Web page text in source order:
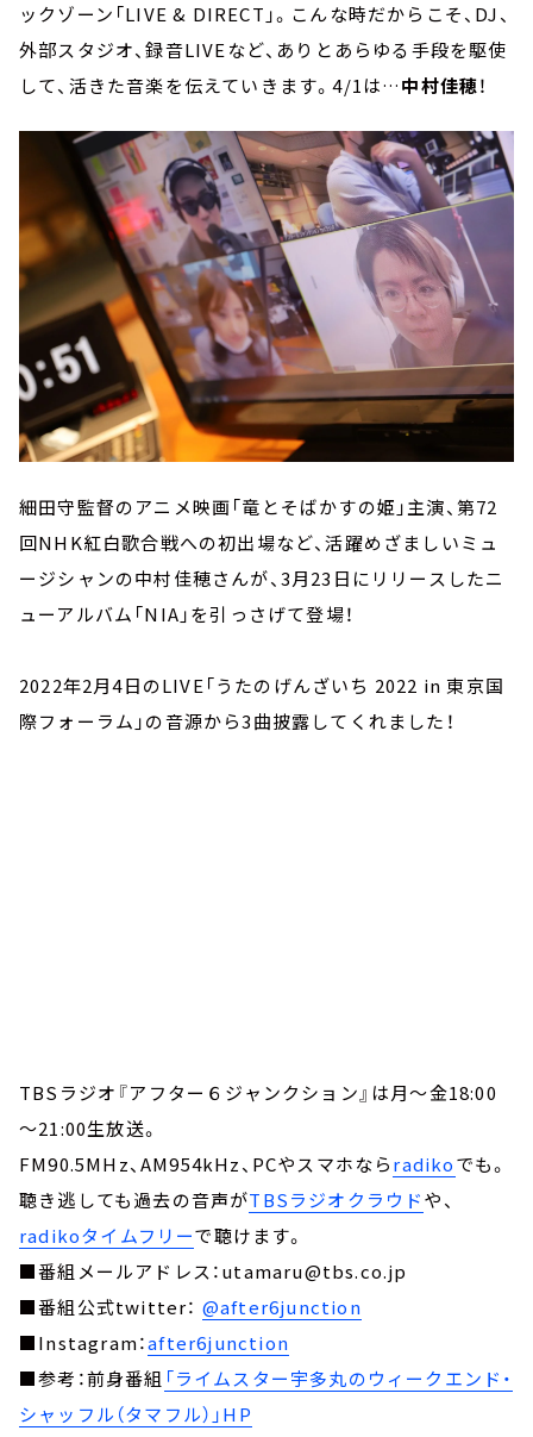
ックゾーン「LIVE & DIRECT」。こんな時だからこそ、DJ、
外部スタジオ、録音LIVEなど、ありとあらゆる手段を駆使
して、活きた音楽を伝えていきます。4/1は…中村佳穂！
細田守監督のアニメ映画「竜とそばかすの姫」主演、第72
回NHK紅白歌合戦への初出場など、活躍めざましいミュ
ージシャンの中村佳穂さんが、3月23日にリリースしたニ
ューアルバム「NIA」を引っさげて登場！
2022年2月4日のLIVE「うたのげんざいち 2022 in 東京国
際フォーラム」の音源から3曲披露してくれました！
TBSラジオ『アフター６ジャンクション』は月～金18:00
～21:00生放送。
FM90.5MHz、AM954kHz、PCやスマホならradikoでも。
聴き逃しても過去の音声がTBSラジオクラウドや、
radikoタイムフリーで聴けます。
■番組メールアドレス：utamaru@tbs.co.jp
■番組公式twitter： @after6junction
■Instagram：after6junction
■参考：前身番組 「ライムスター宇多丸のウィークエンド・
シャッフル（タマフル）」HP